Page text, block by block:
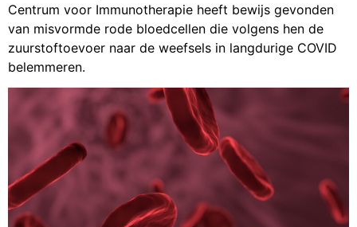
Centrum voor Immunotherapie heeft bewijs gevonden
van misvormde rode bloedcellen die volgens hen de
zuurstoftoevoer naar de weefsels in langdurige COVID
belemmeren.